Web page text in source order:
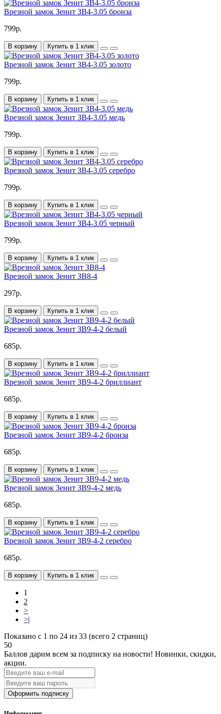
Врезной замок Зенит ЗВ4-3.05 бронза
799р.
В корзину Купить в 1 клик
Врезной замок Зенит ЗВ4-3.05 золото
799р.
В корзину Купить в 1 клик
Врезной замок Зенит ЗВ4-3.05 медь
799р.
В корзину Купить в 1 клик
Врезной замок Зенит ЗВ4-3.05 серебро
799р.
В корзину Купить в 1 клик
Врезной замок Зенит ЗВ4-3.05 черный
799р.
В корзину Купить в 1 клик
Врезной замок Зенит ЗВ8-4
297р.
В корзину Купить в 1 клик
Врезной замок Зенит ЗВ9-4-2 белый
685р.
В корзину Купить в 1 клик
Врезной замок Зенит ЗВ9-4-2 бриллиант
685р.
В корзину Купить в 1 клик
Врезной замок Зенит ЗВ9-4-2 бронза
685р.
В корзину Купить в 1 клик
Врезной замок Зенит ЗВ9-4-2 медь
685р.
В корзину Купить в 1 клик
Врезной замок Зенит ЗВ9-4-2 серебро
685р.
В корзину Купить в 1 клик
1
2
>
>|
Показано с 1 по 24 из 33 (всего 2 страниц)
50
Баллов дарим всем за подписку на новости! Новинки, скидки,
акции.
Оформить подписку